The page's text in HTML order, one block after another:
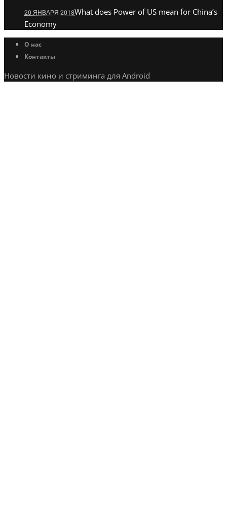
20 ЯНВАРЯ 2018What does Power of US mean for China’s
Economy
О нас
Контакты
Новости кино и стриминга для Android